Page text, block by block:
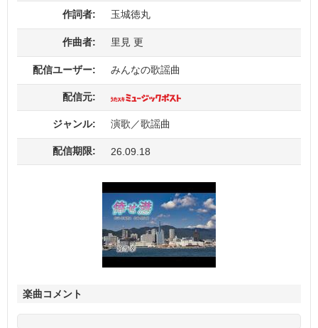
作詞者: 玉城徳丸
作曲者: 里見 更
配信ユーザー: みんなの歌謡曲
配信元:
ジャンル: 演歌／歌謡曲
配信期限: 26.09.18
楽曲コメント